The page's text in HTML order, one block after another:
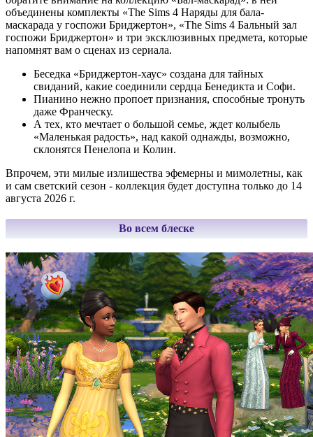
объединены комплекты «The Sims 4 Наряды для бала-
маскарада у госпожи Бриджертон», «The Sims 4 Бальный зал
госпожи Бриджертон» и три эксклюзивных предмета, которые
напомнят вам о сценах из сериала.
Беседка «Бриджертон-хаус» создана для тайных
свиданий, какие соединили сердца Бенедикта и Софи.
Пианино нежно пропоет признания, способные тронуть
даже Франческу.
А тех, кто мечтает о большой семье, ждет колыбель
«Маленькая радость», над какой однажды, возможно,
склонятся Пенелопа и Колин.
Впрочем, эти милые излишества эфемерны и мимолетны, как
и сам светский сезон - коллекция будет доступна только до 14
августа 2026 г.
Во всем блеске